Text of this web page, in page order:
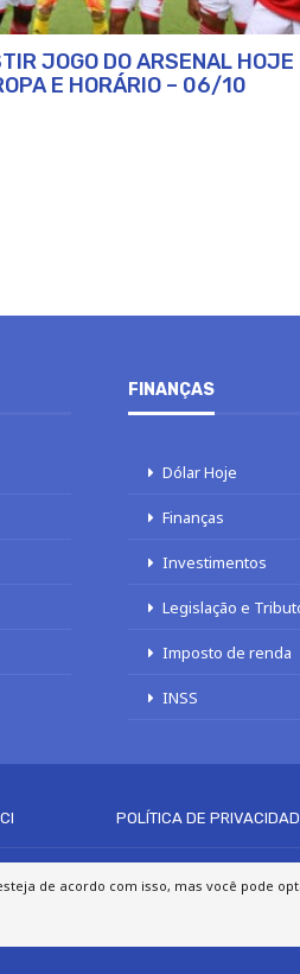
JOGO DO ARSENAL HOJE
E HORÁRIO – 06/10
FINANÇAS
Dólar Hoje
Finanças
Investimentos
Legislação e
Imposto de renda
INSS
POLÍTICA DE
de acordo com isso, mas você pode